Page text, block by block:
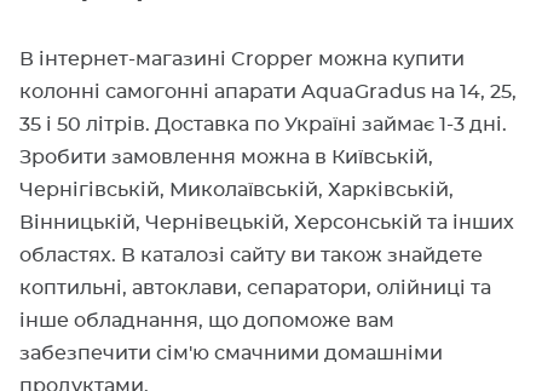
В інтернет-магазині Cropper можна купити
колонні самогонні апарати AquaGradus на 14, 25,
35 і 50 літрів. Доставка по Україні займає 1-3 дні.
Зробити замовлення можна в Київській,
Чернігівській, Миколаївській, Харківській,
Вінницькій, Чернівецькій, Херсонській та інших
областях. В каталозі сайту ви також знайдете
коптильні, автоклави, сепаратори, олійниці та
інше обладнання, що допоможе вам
забезпечити сім'ю смачними домашніми
продуктами.